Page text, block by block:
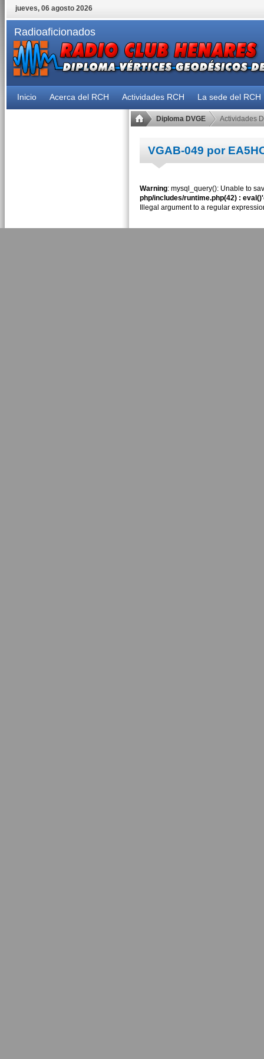
jueves, 06 agosto 2026
Radioaficionados
Inicio Acerca del RCH Actividades RCH La sede del RCH
Diploma DVGE Actividades
VGAB-049 por
Warning: mysql_query(): Unable to
php/includes/runtime.php(42) :
Illegal argument to a regular